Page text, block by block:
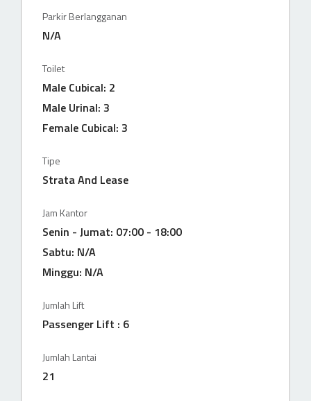
Parkir Berlangganan
N/A
Toilet
Male Cubical: 2
Male Urinal: 3
Female Cubical: 3
Tipe
Strata And Lease
Jam Kantor
Senin - Jumat: 07:00 - 18:00
Sabtu: N/A
Minggu: N/A
Jumlah Lift
Passenger Lift : 6
Jumlah Lantai
21